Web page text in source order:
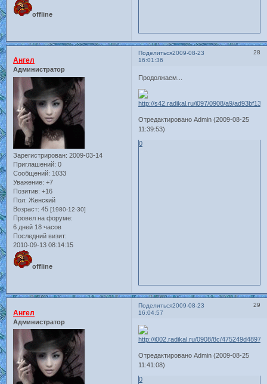
offline
Поделиться 28
2009-08-23
16:01:36
Ангел
Администратор
Зарегистрирован: 2009-03-14
Приглашений: 0
Сообщений: 1033
Уважение: +7
Позитив: +16
Пол: Женский
Возраст: 45 [1980-12-30]
Провел на форуме:
6 дней 18 часов
Последний визит:
2010-09-13 08:14:15
offline
Продолжаем...
Отредактировано Admin (2009-08-25
11:39:53)
0
Поделиться 29
2009-08-23
16:04:57
Ангел
Администратор
Отредактировано Admin (2009-08-25
11:41:08)
0